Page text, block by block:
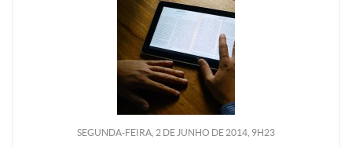
SEGUNDA-FEIRA, 2 DE JUNHO DE 2014, 9H23